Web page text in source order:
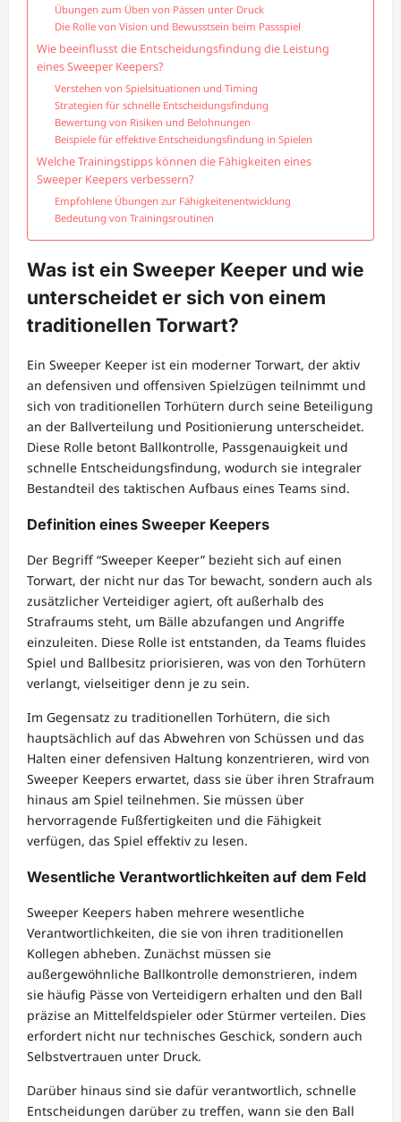
Übungen zum Üben von Pässen unter Druck
Die Rolle von Vision und Bewusstsein beim Passspiel
Wie beeinflusst die Entscheidungsfindung die Leistung
eines Sweeper Keepers?
Verstehen von Spielsituationen und Timing
Strategien für schnelle Entscheidungsfindung
Bewertung von Risiken und Belohnungen
Beispiele für effektive Entscheidungsfindung in Spielen
Welche Trainingstipps können die Fähigkeiten eines
Sweeper Keepers verbessern?
Empfohlene Übungen zur Fähigkeitenentwicklung
Bedeutung von Trainingsroutinen
Was ist ein Sweeper Keeper und wie
unterscheidet er sich von einem
traditionellen Torwart?
Ein Sweeper Keeper ist ein moderner Torwart, der aktiv
an defensiven und offensiven Spielzügen teilnimmt und
sich von traditionellen Torhütern durch seine Beteiligung
an der Ballverteilung und Positionierung unterscheidet.
Diese Rolle betont Ballkontrolle, Passgenauigkeit und
schnelle Entscheidungsfindung, wodurch sie integraler
Bestandteil des taktischen Aufbaus eines Teams sind.
Definition eines Sweeper Keepers
Der Begriff “Sweeper Keeper” bezieht sich auf einen
Torwart, der nicht nur das Tor bewacht, sondern auch als
zusätzlicher Verteidiger agiert, oft außerhalb des
Strafraums steht, um Bälle abzufangen und Angriffe
einzuleiten. Diese Rolle ist entstanden, da Teams fluides
Spiel und Ballbesitz priorisieren, was von den Torhütern
verlangt, vielseitiger denn je zu sein.
Im Gegensatz zu traditionellen Torhütern, die sich
hauptsächlich auf das Abwehren von Schüssen und das
Halten einer defensiven Haltung konzentrieren, wird von
Sweeper Keepers erwartet, dass sie über ihren Strafraum
hinaus am Spiel teilnehmen. Sie müssen über
hervorragende Fußfertigkeiten und die Fähigkeit
verfügen, das Spiel effektiv zu lesen.
Wesentliche Verantwortlichkeiten auf dem Feld
Sweeper Keepers haben mehrere wesentliche
Verantwortlichkeiten, die sie von ihren traditionellen
Kollegen abheben. Zunächst müssen sie
außergewöhnliche Ballkontrolle demonstrieren, indem
sie häufig Pässe von Verteidigern erhalten und den Ball
präzise an Mittelfeldspieler oder Stürmer verteilen. Dies
erfordert nicht nur technisches Geschick, sondern auch
Selbstvertrauen unter Druck.
Darüber hinaus sind sie dafür verantwortlich, schnelle
Entscheidungen darüber zu treffen, wann sie den Ball